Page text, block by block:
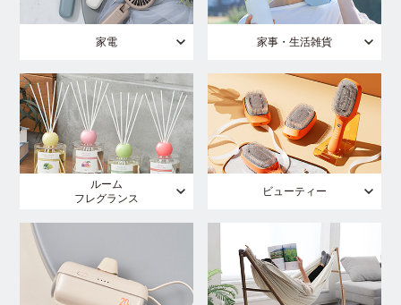
家電 家事・生活雑貨
ルーム
フレグランス
ビューティー